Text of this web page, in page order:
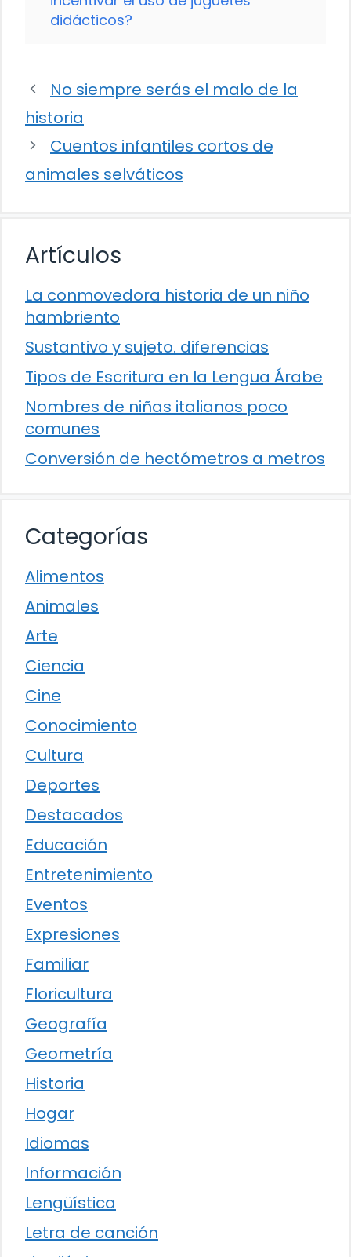
didácticos?
No siempre serás el malo de la
historia
Cuentos infantiles cortos de
animales selváticos
Artículos
La conmovedora historia de un niño
hambriento
Sustantivo y sujeto. diferencias
Tipos de Escritura en la Lengua Árabe
Nombres de niñas italianos poco
comunes
Conversión de hectómetros a metros
Categorías
Alimentos
Animales
Arte
Ciencia
Cine
Conocimiento
Cultura
Deportes
Destacados
Educación
Entretenimiento
Eventos
Expresiones
Familiar
Floricultura
Geografía
Geometría
Historia
Hogar
Idiomas
Información
Lengüística
Letra de canción